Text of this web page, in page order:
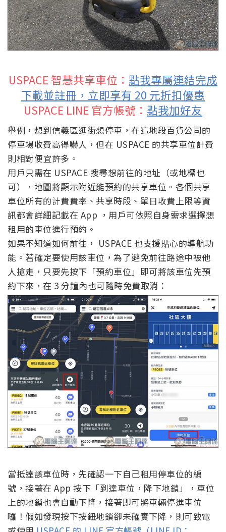
USPACE 智慧共享車位： 點我專屬連結完成
下載並註冊，立即享有 20 元折扣優惠
USPACE LINE 官方帳號： 點我加好友
舉例，想到信義區逛街想停車，在這地段百貨公司的
停車場收費高得嚇人，但在 USPACE 的共享車位計費
則相對便宜許多。
用戶只需在 USPACE 搜尋想前往的地址（或地標也
可），地圖將顯示附近能預約的共享車位。各個共享
車位所有的計費費率、共享時段、單日收費上限等資
訊都會詳細記載在 App ，用戶可依照自身需求選擇想
租用的車位進行預約。
如果不知道如何前往， USPACE 也支援貼心的導航功
能。若確定要使用該車位，為了避免前往路途中被他
人搶走，只要先按下「預約車位」即可將該車位先預
約下來，在 3 分鐘內也可隨時免費取消：
當抵達該車位時，先確認一下自己租用停車位的編
號，接著在 App 按下「到達車位，降下地鎖」，車位
上的地鎖也會自動下降，接著即可將車輛停進車位
囉！假如發現按下按鈕地鎖卻未確實下降，則可致電